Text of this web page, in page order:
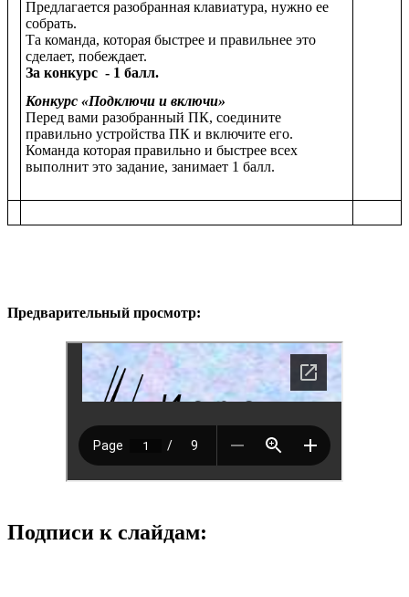
Предлагается разобранная клавиатура, нужно ее
собрать.
Та команда, которая быстрее и правильнее это
сделает, побеждает.
За конкурс - 1 балл.
Конкурс «Подключи и включи»
Перед вами разобранный ПК, соедините
правильно устройства ПК и включите его.
Команда которая правильно и быстрее всех
выполнит это задание, занимает 1 балл.
Предварительный просмотр:
Подписи к слайдам: